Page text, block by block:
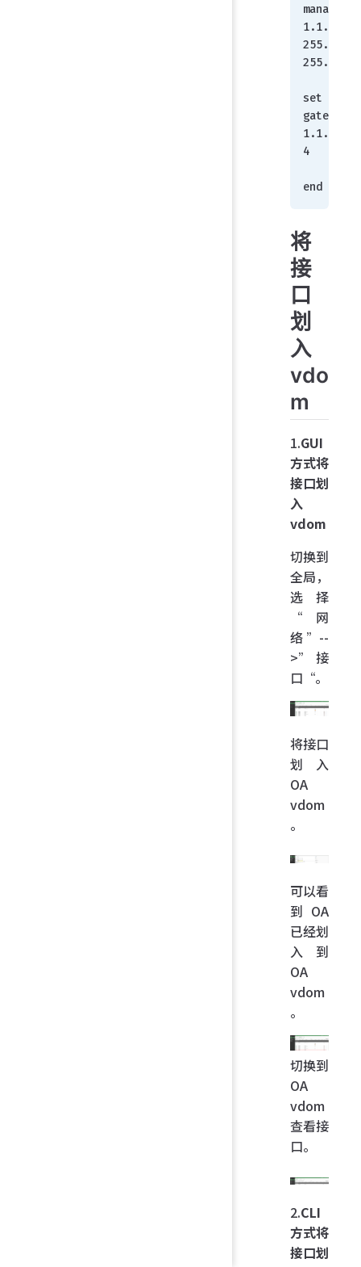
manageip
1.1.1.1/
255.255.
255.0
set
gateway
1.1.1.25
4
end
将
接
口
划
入
vdo
m
1.GUI
方式将
接口划
入
vdom
切换到
全局，
选择
“网
络”--
>”接
口“。
将接口
划入
OA
vdom
。
可以看
到 OA
已经划
入到
OA
vdom
。
切换到
OA
vdom
查看接
口。
2.CLI
方式将
接口划